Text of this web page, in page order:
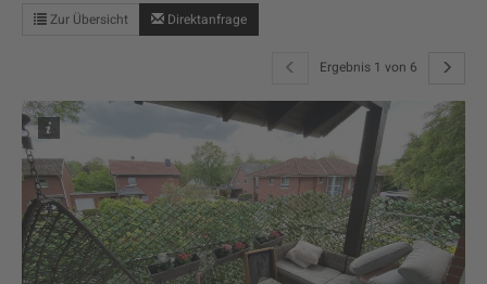
Zur Übersicht Direktanfrage
Ergebnis 1 von 6